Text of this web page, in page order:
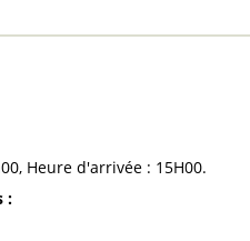
Heure d'arrivée : 15H00
: